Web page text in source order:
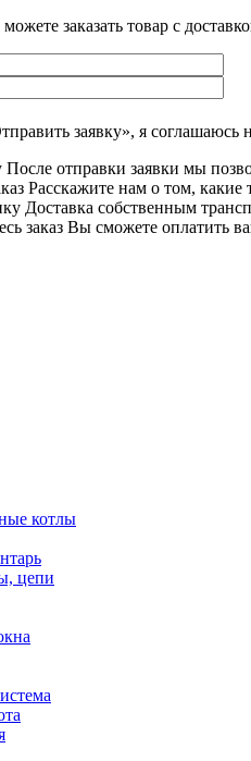
заказать товар с
заявку», я соглашаюсь
После отправки заявки мы
Расскажите нам о том, какие
Доставка собственным
заказ Вы сможете оплатить
котлы
цепи